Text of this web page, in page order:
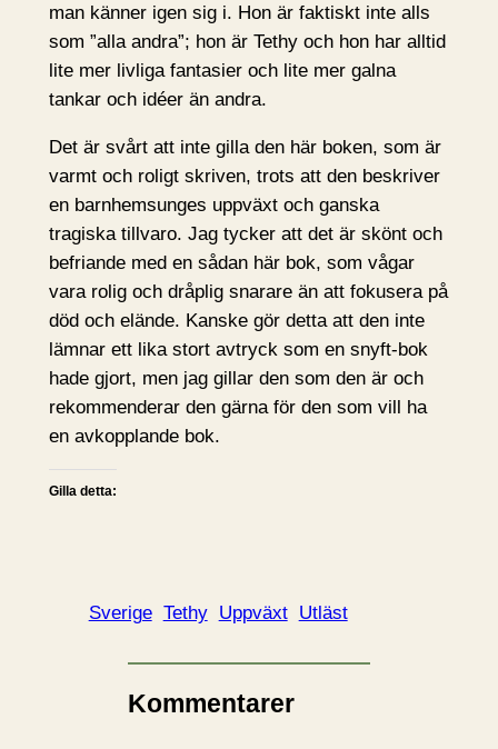
man känner igen sig i. Hon är faktiskt inte alls
som ”alla andra”; hon är Tethy och hon har alltid
lite mer livliga fantasier och lite mer galna
tankar och idéer än andra.
Det är svårt att inte gilla den här boken, som är
varmt och roligt skriven, trots att den beskriver
en barnhemsunges uppväxt och ganska
tragiska tillvaro. Jag tycker att det är skönt och
befriande med en sådan här bok, som vågar
vara rolig och dråplig snarare än att fokusera på
död och elände. Kanske gör detta att den inte
lämnar ett lika stort avtryck som en snyft-bok
hade gjort, men jag gillar den som den är och
rekommenderar den gärna för den som vill ha
en avkopplande bok.
Gilla detta:
Sverige Tethy Uppväxt Utläst
Kommentarer